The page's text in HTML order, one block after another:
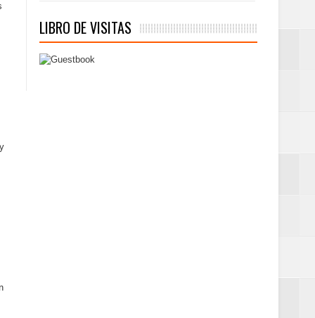
LIBRO DE VISITAS